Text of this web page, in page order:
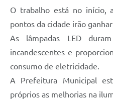
O trabalho está no início,
pontos da cidade irão
As lâmpadas LED
incandescentes e
consumo de eletricidade.
A Prefeitura Municipal
próprios as melhorias na